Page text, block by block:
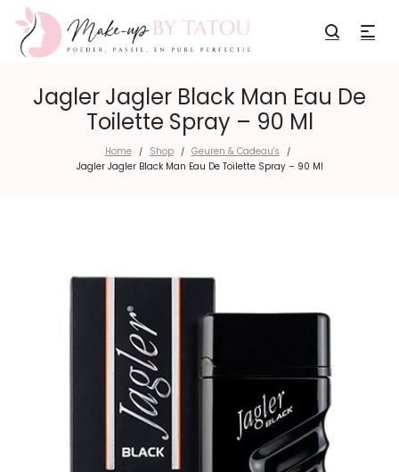
Jagler Jagler Black Man Eau De
Toilette Spray – 90 Ml
Home / Shop / Geuren & Cadeau's /
Jagler Jagler Black Man Eau De Toilette Spray – 90 Ml